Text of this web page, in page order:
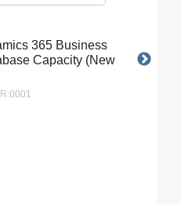
365 Business
Capacity (New